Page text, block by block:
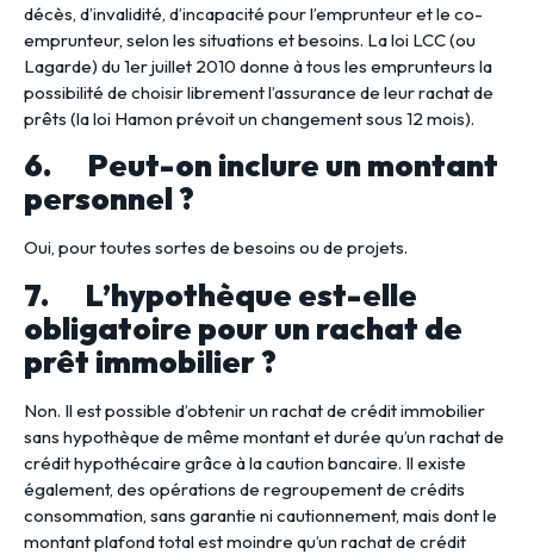
décès, d’invalidité, d’incapacité pour l’emprunteur et le co-
emprunteur, selon les situations et besoins. La loi LCC (ou
Lagarde) du 1er juillet 2010 donne à tous les emprunteurs la
possibilité de choisir librement l’assurance de leur rachat de
prêts (la loi Hamon prévoit un changement sous 12 mois).
6. Peut-on inclure un montant
personnel ?
Oui, pour toutes sortes de besoins ou de projets.
7. L’hypothèque est-elle
obligatoire pour un rachat de
prêt immobilier ?
Non. Il est possible d’obtenir un rachat de crédit immobilier
sans hypothèque de même montant et durée qu’un rachat de
crédit hypothécaire grâce à la caution bancaire. Il existe
également, des opérations de regroupement de crédits
consommation, sans garantie ni cautionnement, mais dont le
montant plafond total est moindre qu’un rachat de crédit